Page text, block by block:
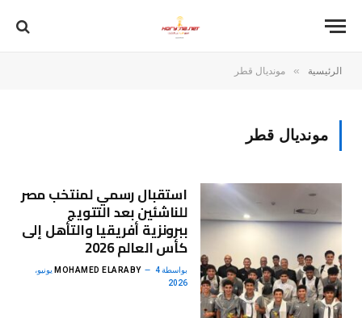
الرئيسية » مونديال قطر
مونديال قطر
استقبال رسمي لمنتخب مصر
للناشئين بعد التتويج
ببرونزية أفريقيا والتأهل إلى
كأس العالم 2026
بواسطة MOHAMED ELARABY 4 يونيو،
2026